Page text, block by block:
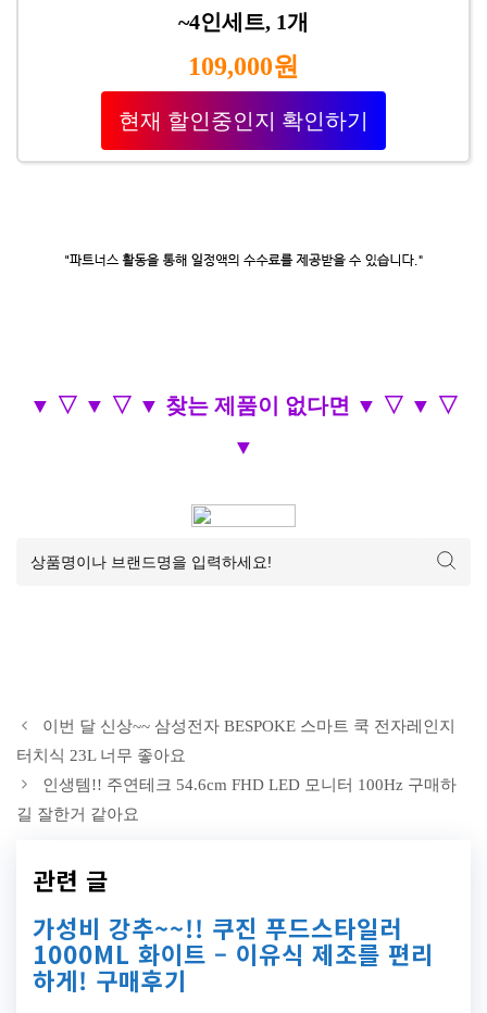
~4인세트, 1개
109,000원
현재 할인중인지 확인하기
▼ ▽ ▼ ▽ ▼ 찾는 제품이 없다면 ▼ ▽ ▼ ▽
▼
이번 달 신상~~ 삼성전자 BESPOKE 스마트 쿡 전자레인지
터치식 23L 너무 좋아요
인생템!! 주연테크 54.6cm FHD LED 모니터 100Hz 구매하
길 잘한거 같아요
관련 글
가성비 강추~~!! 쿠진 푸드스타일러
1000ML 화이트 – 이유식 제조를 편리
하게! 구매후기